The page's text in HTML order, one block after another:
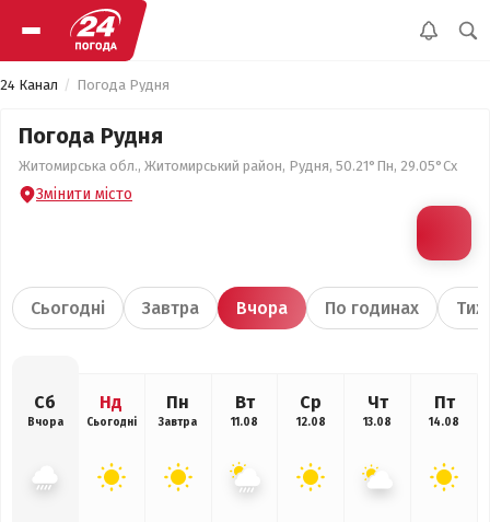
24 Канал Погода Рудня
Погода Рудня
Житомирська обл., Житомирський район, Рудня, 50.21°Пн, 29.05°Сх
Змінити місто
Сьогодні Завтра Вчора По годинах
Сб
Вчора
Нд
Сьогодні
Пн
Завтра
Вт
11.08
Ср
12.08
Чт
13.08
Пт
14.08